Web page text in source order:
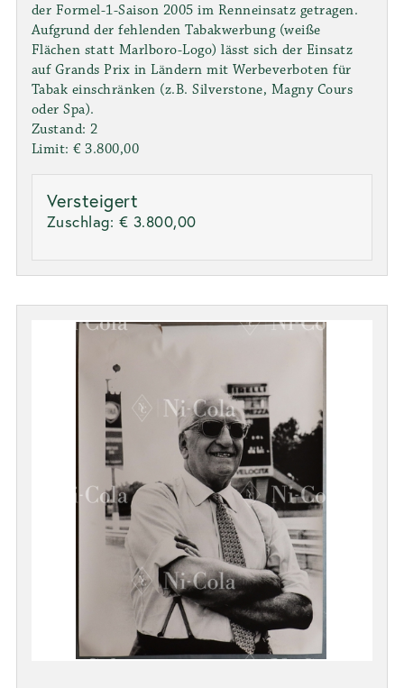
der Formel-1-Saison 2005 im Renneinsatz getragen.
Aufgrund der fehlenden Tabakwerbung (weiße
Flächen statt Marlboro-Logo) lässt sich der Einsatz
auf Grands Prix in Ländern mit Werbeverboten für
Tabak einschränken (z.B. Silverstone, Magny Cours
oder Spa).
Zustand: 2
Limit: € 3.800,00
Versteigert
Zuschlag: € 3.800,00